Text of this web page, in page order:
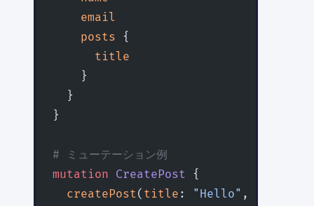
    email
    posts
{
      title
    }
  }
}
# ミューテーション例
mutation CreatePost {
  createPost
( title : "Hello" ,